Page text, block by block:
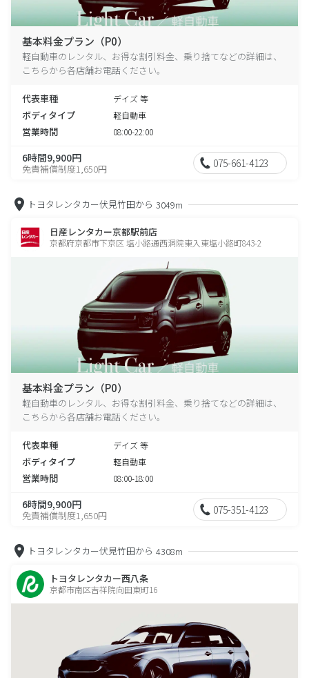
基本料金プラン（P0）
軽自動車のレンタル、お得な割引料金、乗り捨てなどの詳細は、
こちらから各店舗お電話ください。
代表車種 デイズ 等
ボディタイプ 軽自動車
営業時間 08:00-22:00
6時間9,900円
免責補償制度1,650円 075-661-4123
トヨタレンタカー伏見竹田から 3049m
日産レンタカー京都駅前店
京都府京都市下京区 塩小路通西洞院東入東塩小路町843-2
基本料金プラン（P0）
軽自動車のレンタル、お得な割引料金、乗り捨てなどの詳細は、
こちらから各店舗お電話ください。
代表車種 デイズ 等
ボディタイプ 軽自動車
営業時間 08:00-18:00
6時間9,900円
免責補償制度1,650円 075-351-4123
トヨタレンタカー伏見竹田から 4308m
トヨタレンタカー西八条
京都市南区吉祥院向田東町16